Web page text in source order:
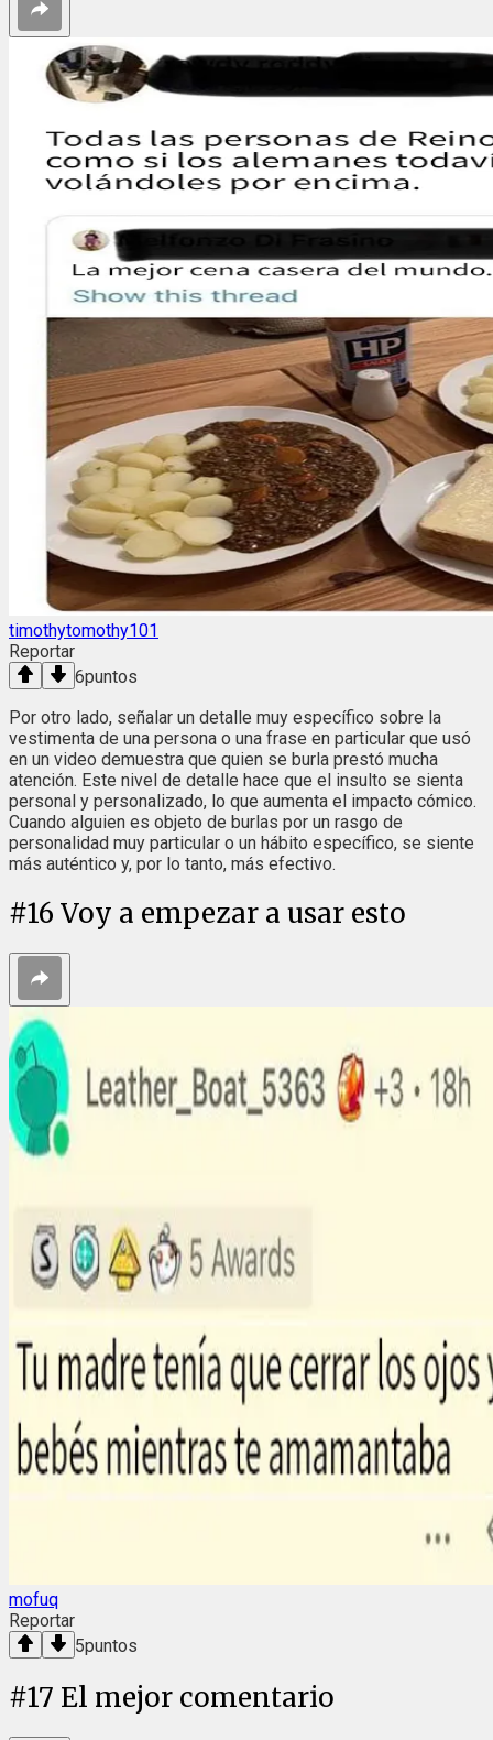
timothytomothy101
Reportar
6puntos
Por otro lado, señalar un detalle muy específico sobre la
vestimenta de una persona o una frase en particular que usó
en un video demuestra que quien se burla prestó mucha
atención. Este nivel de detalle hace que el insulto se sienta
personal y personalizado, lo que aumenta el impacto cómico.
Cuando alguien es objeto de burlas por un rasgo de
personalidad muy particular o un hábito específico, se siente
más auténtico y, por lo tanto, más efectivo.
#16 Voy a empezar a usar esto
mofuq
Reportar
5puntos
#17 El mejor comentario